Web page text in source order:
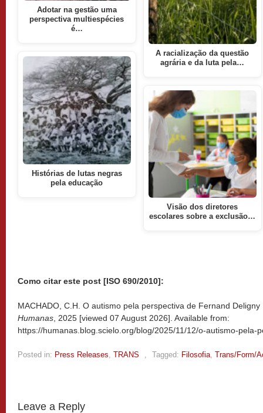
Adotar na gestão uma
perspectiva multiespécies
é…
Histórias de lutas negras
pela educação
A racialização da questão
agrária e da luta pela…
Visão dos diretores
escolares sobre a exclusão…
Como citar este post [ISO 690/2010]:
MACHADO, C.H. O autismo pela perspectiva de Fernand
Humanas , 2025 [viewed 07 August 2026]. Available from:
https://humanas.blog.scielo.org/blog/2025/11/12/o-autismo-pela-
Posted in: Press Releases TRANS Tagged: Filosofia Trans/Form/
Leave a Reply